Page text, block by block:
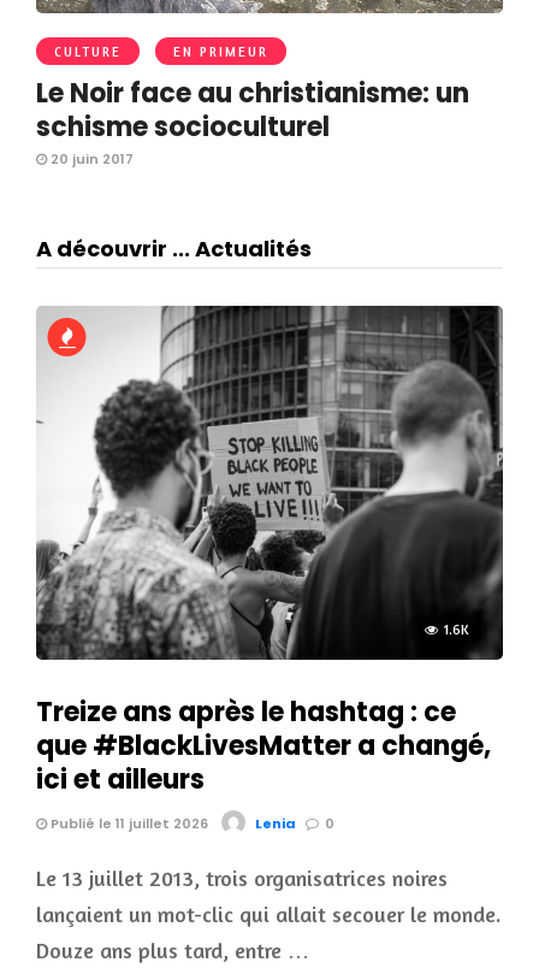
CULTURE EN PRIMEUR
Le Noir face au christianisme: un
schisme socioculturel
20 juin 2017
A découvrir ... Actualités
1.6K
Treize ans après le hashtag : ce
que #BlackLivesMatter a changé,
ici et ailleurs
Publié le 11 juillet 2026 Lenia 0
Le 13 juillet 2013, trois organisatrices noires
lançaient un mot-clic qui allait secouer le monde.
Douze ans plus tard, entre …